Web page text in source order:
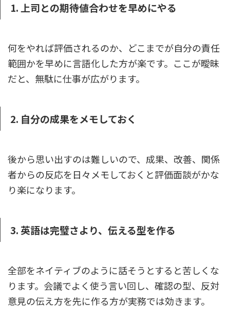
1. 上司との期待値合わせを早めにやる
何をやれば評価されるのか、どこまでが自分の責任
範囲かを早めに言語化した方が楽です。ここが曖昧
だと、無駄に仕事が広がります。
2. 自分の成果をメモしておく
後から思い出すのは難しいので、成果、改善、関係
者からの反応を日々メモしておくと評価面談がかな
り楽になります。
3. 英語は完璧さより、伝える型を作る
全部をネイティブのように話そうとすると苦しくな
ります。会議でよく使う言い回し、確認の型、反対
意見の伝え方を先に作る方が実務では効きます。